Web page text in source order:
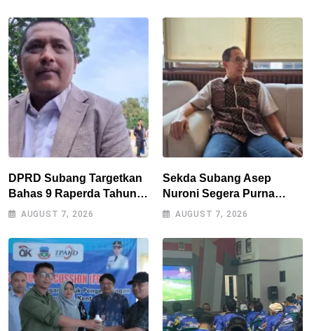
Prioritas
Lampaui Rp15 Miliar
DPRD Subang Targetkan
Bahas 9 Raperda Tahun
Ini, Naskah Akademik Jadi
AUGUST 7, 2026
Sekda Subang Asep
Nuroni Segera Purna
Tugas, Berharap Tak Ada
AUGUST 7, 2026